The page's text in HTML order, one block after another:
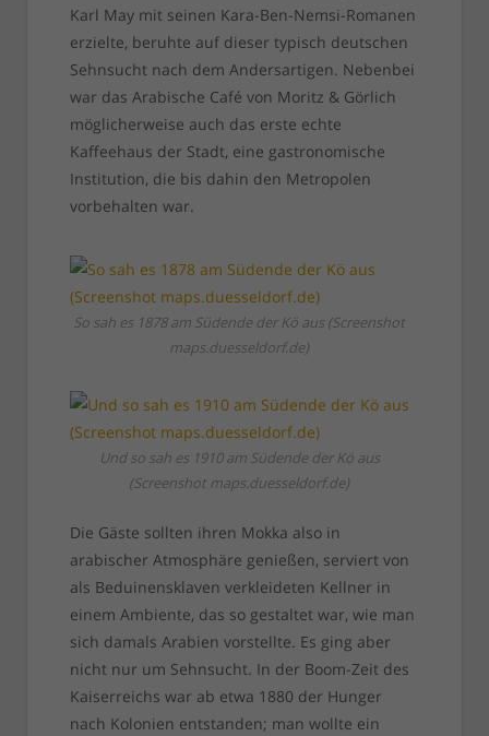
Karl May mit seinen Kara-Ben-Nemsi-Romanen
erzielte, beruhte auf dieser typisch deutschen
Sehnsucht nach dem Andersartigen. Nebenbei
war das Arabische Café von Moritz & Görlich
möglicherweise auch das erste echte
Kaffeehaus der Stadt, eine gastronomische
Institution, die bis dahin den Metropolen
vorbehalten war.
So sah es 1878 am Südende der Kö aus (Screenshot
maps.duesseldorf.de)
Und so sah es 1910 am Südende der Kö aus
(Screenshot maps.duesseldorf.de)
Die Gäste sollten ihren Mokka also in
arabischer Atmosphäre genießen, serviert von
als Beduinensklaven verkleideten Kellner in
einem Ambiente, das so gestaltet war, wie man
sich damals Arabien vorstellte. Es ging aber
nicht nur um Sehnsucht. In der Boom-Zeit des
Kaiserreichs war ab etwa 1880 der Hunger
nach Kolonien entstanden; man wollte ein